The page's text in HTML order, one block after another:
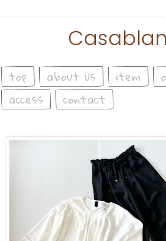
top about us item
access
contact